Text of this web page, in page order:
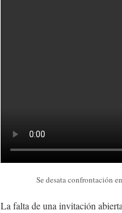
Se desata confrontación
La falta de una invitación